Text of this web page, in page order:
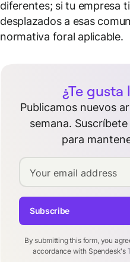
diferentes; si tu empresa
desplazados a esas
normativa foral aplicable.
¿Te gusta
Publicamos nuevos
semana.
para
Your email address
By submitting this form, you
accordance with Spendesk's
Subscribe